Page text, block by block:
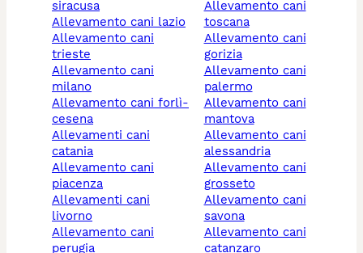
siracusa
allevamento cani lazio
allevamento cani
trieste
allevamento cani
milano
allevamento cani forlì-
cesena
allevamenti cani
catania
allevamento cani
piacenza
allevamenti cani
livorno
allevamento cani
perugia
allevamento cani
toscana
allevamento cani
gorizia
allevamento cani
palermo
allevamento cani
mantova
allevamento cani
alessandria
allevamento cani
grosseto
allevamento cani
savona
allevamento cani
catanzaro